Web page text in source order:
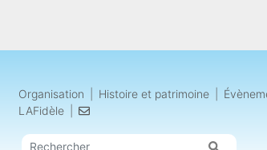
Organisation Histoire et patrimoine
LAFidèle